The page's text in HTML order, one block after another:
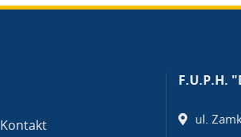
Kontakt
F.U.P.H.
ul.